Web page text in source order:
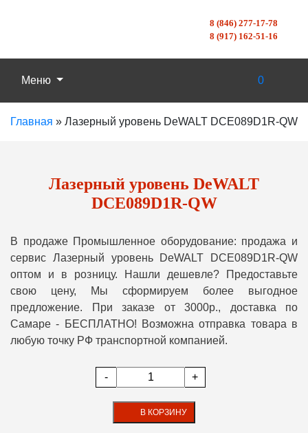
8 (846) 277-17-78
8 (917) 162-51-16
Меню 0
Главная » Лазерный уровень DeWALT DCE089D1R-QW
Лазерный уровень DeWALT
DCE089D1R-QW
В продаже Промышленное оборудование: продажа и
сервис Лазерный уровень DeWALT DCE089D1R-QW
оптом и в розницу. Нашли дешевле? Предоставьте
свою цену, Мы сформируем более выгодное
предложение. При заказе от 3000р., доставка по
Самаре - БЕСПЛАТНО! Возможна отправка товара в
любую точку РФ транспортной компанией.
- +
В КОРЗИНУ